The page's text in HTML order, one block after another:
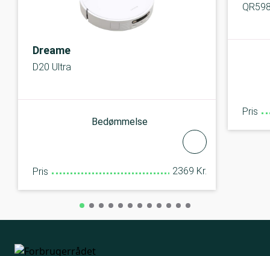
Dreame
D20 Ultra
Bedømmelse
Pris 2369 Kr.
Pris